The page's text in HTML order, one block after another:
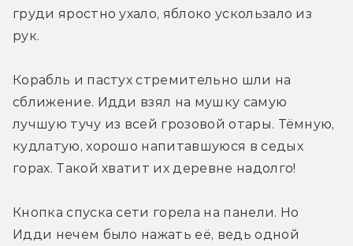
груди яростно ухало, яблоко ускользало из
рук.
Корабль и пастух стремительно шли на
сближение. Идди взял на мушку самую
лучшую тучу из всей грозовой отары. Тёмную,
кудлатую, хорошо напитавшуюся в седых
горах. Такой хватит их деревне надолго!
Кнопка спуска сети горела на панели. Но
Идди нечем было нажать её, ведь одной